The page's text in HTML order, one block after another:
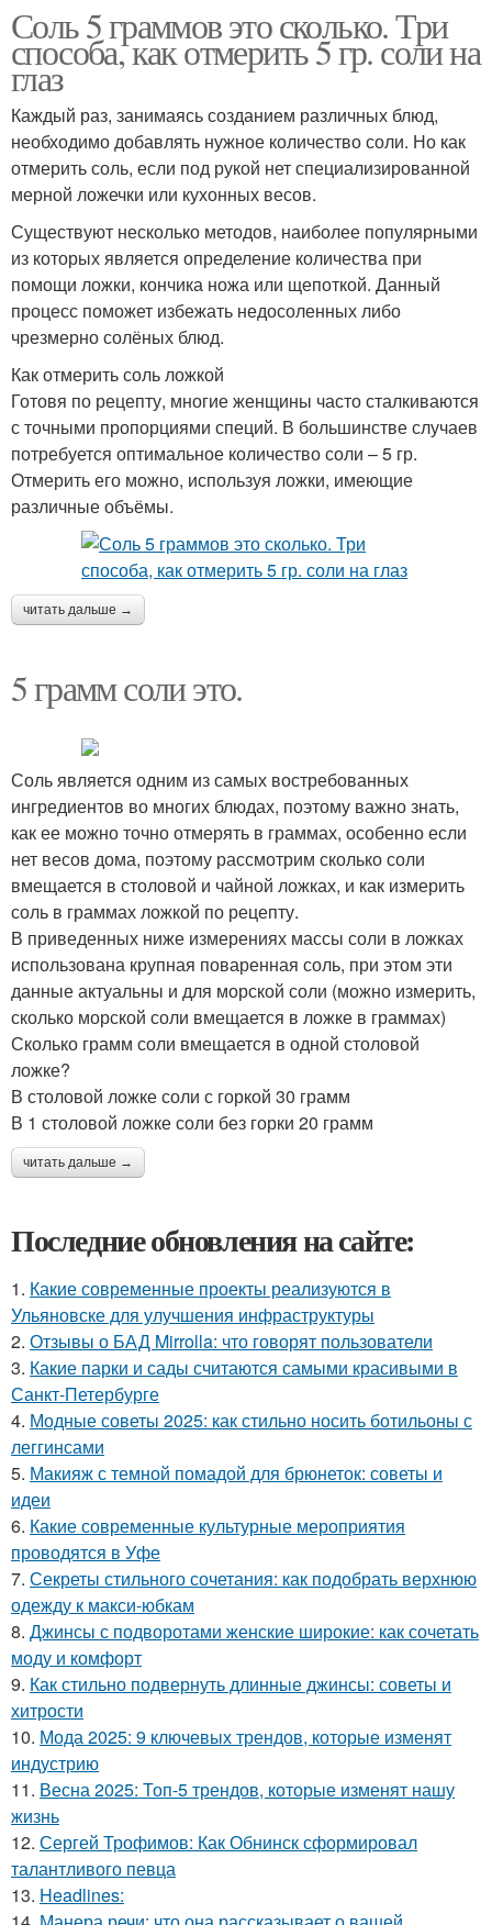
Соль 5 граммов это сколько. Три
способа, как отмерить 5 гр. соли на
глаз
Каждый раз, занимаясь созданием различных блюд,
необходимо добавлять нужное количество соли. Но как
отмерить соль, если под рукой нет специализированной
мерной ложечки или кухонных весов.
Существуют несколько методов, наиболее популярными
из которых является определение количества при
помощи ложки, кончика ножа или щепоткой. Данный
процесс поможет избежать недосоленных либо
чрезмерно солёных блюд.
Как отмерить соль ложкой
Готовя по рецепту, многие женщины часто сталкиваются
с точными пропорциями специй. В большинстве случаев
потребуется оптимальное количество соли – 5 гр.
Отмерить его можно, используя ложки, имеющие
различные объёмы.
читать дальше →
5 грамм соли это.
Соль является одним из самых востребованных
ингредиентов во многих блюдах, поэтому важно знать,
как ее можно точно отмерять в граммах, особенно если
нет весов дома, поэтому рассмотрим сколько соли
вмещается в столовой и чайной ложках, и как измерить
соль в граммах ложкой по рецепту.
В приведенных ниже измерениях массы соли в ложках
использована крупная поваренная соль, при этом эти
данные актуальны и для морской соли (можно измерить,
сколько морской соли вмещается в ложке в граммах)
Сколько грамм соли вмещается в одной столовой
ложке?
В столовой ложке соли с горкой 30 грамм
В 1 столовой ложке соли без горки 20 грамм
читать дальше →
Последние обновления на сайте:
1. Какие современные проекты реализуются в
Ульяновске для улучшения инфраструктуры
2. Отзывы о БАД Mirrolla: что говорят пользователи
3. Какие парки и сады считаются самыми красивыми в
Санкт-Петербурге
4. Модные советы 2025: как стильно носить ботильоны с
леггинсами
5. Макияж с темной помадой для брюнеток: советы и
идеи
6. Какие современные культурные мероприятия
проводятся в Уфе
7. Секреты стильного сочетания: как подобрать верхнюю
одежду к макси-юбкам
8. Джинсы с подворотами женские широкие: как сочетать
моду и комфорт
9. Как стильно подвернуть длинные джинсы: советы и
хитрости
10. Мода 2025: 9 ключевых трендов, которые изменят
индустрию
11. Весна 2025: Топ-5 трендов, которые изменят нашу
жизнь
12. Сергей Трофимов: Как Обнинск сформировал
талантливого певца
13. Headlines: